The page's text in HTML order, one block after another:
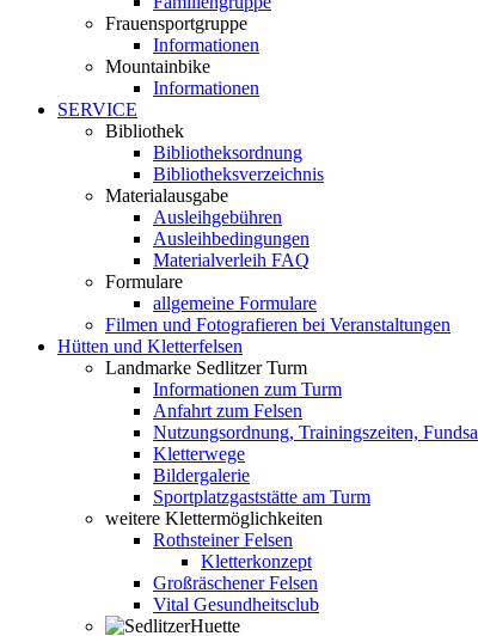
Frauensportgruppe
Informationen
Mountainbike
Informationen
SERVICE
Bibliothek
Bibliotheksordnung
Bibliotheksverzeichnis
Materialausgabe
Ausleihgebühren
Ausleihbedingungen
Materialverleih FAQ
Formulare
allgemeine Formulare
Filmen und Fotografieren bei Veranstaltungen
Hütten und Kletterfelsen
Landmarke Sedlitzer Turm
Informationen zum Turm
Anfahrt zum Felsen
Nutzungsordnung, Trainingszeiten,
Kletterwege
Bildergalerie
Sportplatzgaststätte am Turm
weitere Klettermöglichkeiten
Rothsteiner Felsen
Kletterkonzept
Großräschener Felsen
Vital Gesundheitsclub